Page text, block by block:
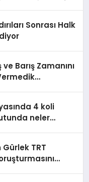
Sonrası Halk
Barış Zamanını
4 koli
neler
Gürlek TRT